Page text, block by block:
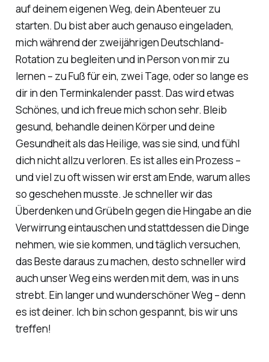
auf deinem eigenen Weg, dein Abenteuer zu
starten. Du bist aber auch genauso eingeladen,
mich während der zweijährigen Deutschland-
Rotation zu begleiten und in Person von mir zu
lernen – zu Fuß für ein, zwei Tage, oder so lange es
dir in den Terminkalender passt. Das wird etwas
Schönes, und ich freue mich schon sehr. Bleib
gesund, behandle deinen Körper und deine
Gesundheit als das Heilige, was sie sind, und fühl
dich nicht allzu verloren. Es ist alles ein Prozess –
und viel zu oft wissen wir erst am Ende, warum alles
so geschehen musste. Je schneller wir das
Überdenken und Grübeln gegen die Hingabe an die
Verwirrung eintauschen und stattdessen die Dinge
nehmen, wie sie kommen, und täglich versuchen,
das Beste daraus zu machen, desto schneller wird
auch unser Weg eins werden mit dem, was in uns
strebt. Ein langer und wunderschöner Weg – denn
es ist deiner. Ich bin schon gespannt, bis wir uns
treffen!